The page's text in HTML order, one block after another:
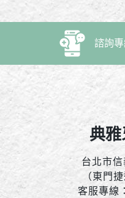
諮詢
典
台北市
（東門
客服專線：